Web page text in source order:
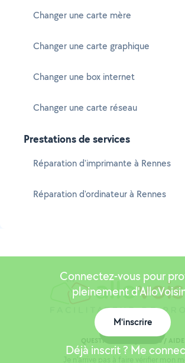
Changer une carte mère
Changer une carte graphique
Changer une box internet
Changer une carte réseau
Prestations de services
Réparation d'imprimante à Rennes
Réparation d'ordinateur à Rennes
Je n'arrive pas à faire vérifier mon
Connectez-vous pour
pleinement
M'inscrire
Déjà inscrit ? Me